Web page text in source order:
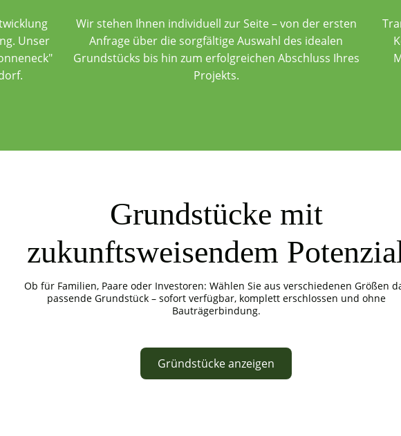
Unser
Wir stehen Ihnen individuell zur Seite – von der ersten
Anfrage über die sorgfältige Auswahl des idealen
Grundstücks bis hin zum erfolgreichen Abschluss Ihres
Projekts.
Grundstücke mit
zukunftsweisendem
Ob für Familien, Paare oder Investoren: Wählen Sie aus verschiedenen Größen
passende Grundstück – sofort verfügbar, komplett erschlossen und ohne
Bauträgerbindung.
Gründstücke anzeigen